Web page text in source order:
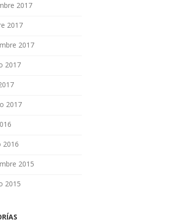
2017
2017
2017
2017
2017
2016
2015
2015